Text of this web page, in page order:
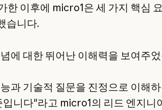
한 이후에 micro1은 세 가지 핵심
습니다.
에 대한 뛰어난 이해력을 보여주
과 기술적 질문을 진정으로 이해
니다"라고 micro1의 리드 엔지니